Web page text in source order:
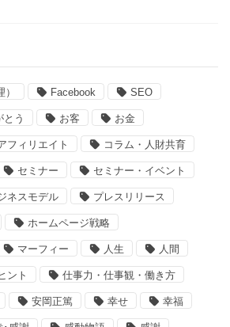
Facebook SEO
とう お客 お金
フィリエイト コラム・人財共育
セミナー セミナー・イベント
ネスモデル プレスリリース
ホームページ戦略
マーフィー 人生 人間
ント 仕事力・仕事観・働き方
安岡正篤 幸せ 幸福